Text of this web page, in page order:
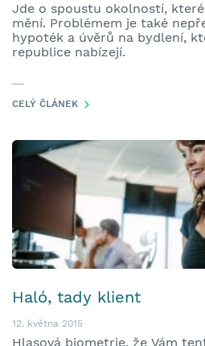
Jde o spoustu okolností,
mění. Problémem je také
hypoték a úvěrů na bydlení,
republice nabízejí.
CELÝ ČLÁNEK
Haló, tady klient
12. května 2015
Hlasová biometrie, že Vám